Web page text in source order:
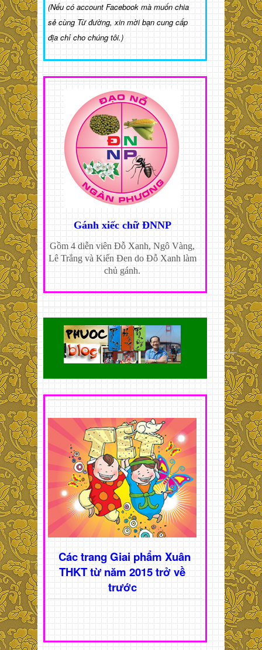
(Nếu có account Facebook mà muốn chia
sẻ cùng Từ đường, xin mời bạn cung cấp
địa chỉ cho chúng tôi.)
Gánh xiếc chữ ĐNNP
Gồm 4 diễn viên Đỗ Xanh, Ngô Vàng,
Lê Trắng và Kiến Đen do Đỗ Xanh làm
chủ gánh.
Các trang Giai phẩm Xuân
THKT từ năm 2015 trở về
trước